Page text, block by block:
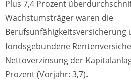
Plus 7,4 Prozent
Wachstumsträger waren die
Berufsunfähigkeitsversicherung
fondsgebundene
Nettoverzinsung der
Prozent (Vorjahr: 3,7).